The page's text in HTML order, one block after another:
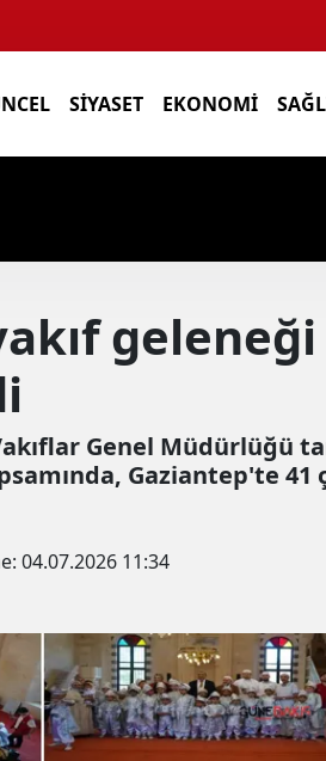
SIYASET EKONOMI
geleneği
Genel Müdürlüğü
Gaziantep'te
04.07.2026 11:34